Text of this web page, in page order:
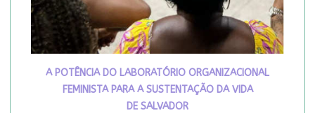
A POTÊNCIA DO LABORATÓRIO ORGANIZACIONAL
FEMINISTA PARA A SUSTENTAÇÃO DA VIDA
DE SALVADOR